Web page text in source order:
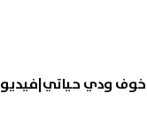
خوف ودي حياتي|فيديو